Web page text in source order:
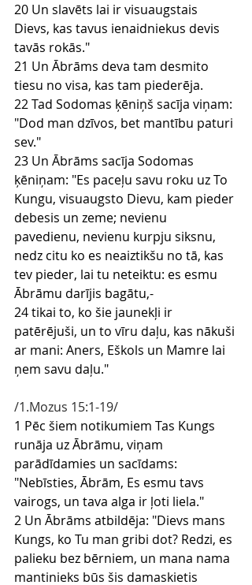
20 Un slavēts lai ir visuaugstais
Dievs, kas tavus ienaidniekus devis
tavās rokās."
21 Un Ābrāms deva tam desmito
tiesu no visa, kas tam piederēja.
22 Tad Sodomas ķēniņš sacīja viņam:
"Dod man dzīvos, bet mantību paturi
sev."
23 Un Ābrāms sacīja Sodomas
ķēniņam: "Es paceļu savu roku uz To
Kungu, visuaugsto Dievu, kam pieder
debesis un zeme; nevienu
pavedienu, nevienu kurpju siksnu,
nedz citu ko es neaiztikšu no tā, kas
tev pieder, lai tu neteiktu: es esmu
Ābrāmu darījis bagātu,-
24 tikai to, ko šie jaunekļi ir
patērējuši, un to vīru daļu, kas nākuši
ar mani: Aners, Eškols un Mamre lai
ņem savu daļu."
/1.Mozus 15:1-19/
1 Pēc šiem notikumiem Tas Kungs
runāja uz Ābrāmu, viņam
parādīdamies un sacīdams:
"Nebīsties, Ābrām, Es esmu tavs
vairogs, un tava alga ir ļoti liela."
2 Un Ābrāms atbildēja: "Dievs mans
Kungs, ko Tu man gribi dot? Redzi, es
palieku bez bērniem, un mana nama
mantinieks būs šis damaskietis